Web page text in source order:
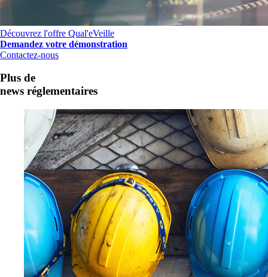
Découvrez l'offre Qual'eVeille
Demandez votre démonstration
Contactez-nous
Plus de
news réglementaires